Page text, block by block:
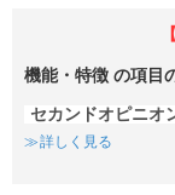
機能・特徴 の項目
セカンドオピニオ
詳しく見る